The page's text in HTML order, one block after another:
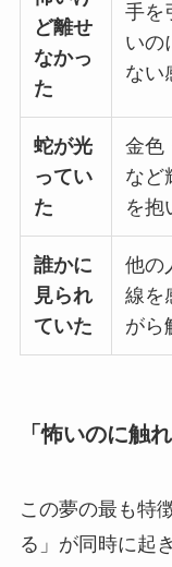
ど離せ
なかっ
た
手を
いの
ない
蛇が光
ってい
た
金色
など
を抱
誰かに
見られ
ていた
他の
線を
がら
「怖いのに触
この夢の最も特
る」が同時に起